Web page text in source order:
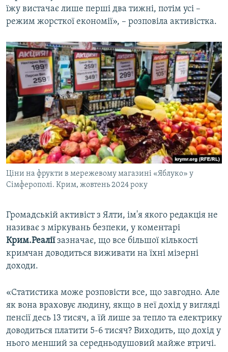
їжу вистачає лише перші два тижні, потім усі –
режим жорсткої економії», – розповіла активістка.
Ціни на фрукти в мережевому магазині «Яблуко» у
Сімферополі. Крим, жовтень 2024 року
Громадській активіст з Ялти, ім'я якого редакція не
називає з міркувань безпеки, у коментарі
Крим.Реаліїзазначає, що все більшої кількості
кримчан доводиться виживати на їхні мізерні
доходи.
«Статистика може розповісти все, що завгодно. Але
як вона враховує людину, якщо в неї дохід у вигляді
пенсії десь 13 тисяч, а їй лише за тепло та електрику
доводиться платити 5-6 тисяч? Виходить, що дохід у
нього менший за середньодушовий майже втричі.